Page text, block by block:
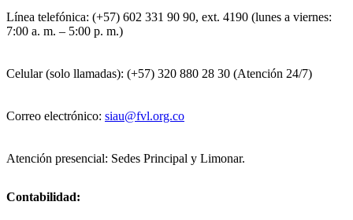
Línea telefónica: (+57) 602 331 90 90, ext. 4190 (lunes a viernes:
7:00 a. m. – 5:00 p. m.)
Celular (solo llamadas): (+57) 320 880 28 30 (Atención 24/7)
Correo electrónico: siau@fvl.org.co
Atención presencial: Sedes Principal y Limonar.
Contabilidad: